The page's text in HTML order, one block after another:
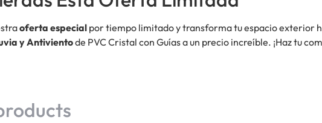
oferta especial por tiempo limitado y transforma tu espacio exterior
y Antivientode PVC Cristal con Guías a un precio increíble. ¡Haz tu